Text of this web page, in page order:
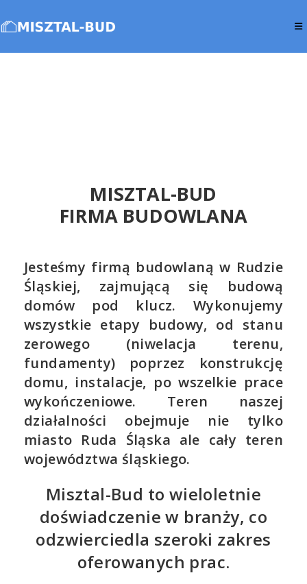
MISZTAL-BUD
FIRMA BUDOWLANA
Jesteśmy firmą budowlaną w Rudzie
Śląskiej, zajmującą się budową
domów pod klucz. Wykonujemy
wszystkie etapy budowy, od stanu
zerowego (niwelacja terenu,
fundamenty) poprzez konstrukcję
domu, instalacje, po wszelkie prace
wykończeniowe. Teren naszej
działalności obejmuje nie tylko
miasto Ruda Śląska ale cały teren
województwa śląskiego.
Misztal-Bud to wieloletnie
doświadczenie w branży, co
odzwierciedla szeroki zakres
oferowanych prac.